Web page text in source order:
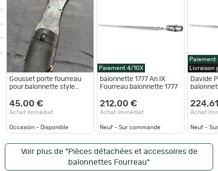
Gousset porte fourreau
pour baïonnette style
45,00 €
Achat Immédiat
Occasion - Disponible
Paiement 4/10X
baïonnette 1777 An IX
Fourreau baïonnette 1777
212,00 €
Achat Immédiat
Neuf - Sur commande
Paiement
Livraison
Davide
Achat
Neuf -
Voir plus de "Pièces détachées et accessoires de
baïonnettes Fourreau"